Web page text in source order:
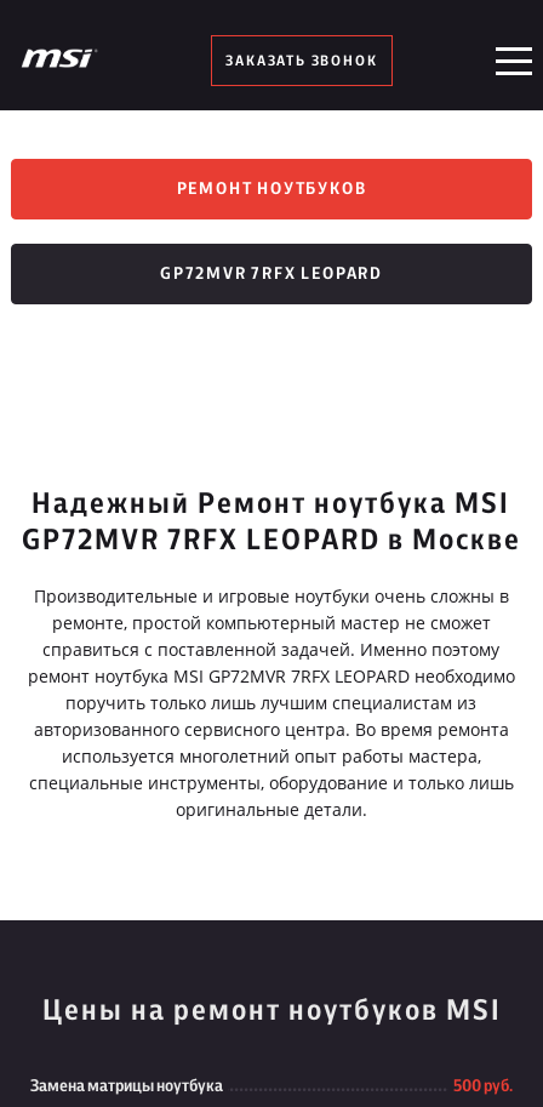
ЗАКАЗАТЬ ЗВОНОК
РЕМОНТ НОУТБУКОВ
GP72MVR 7RFX LEOPARD
Надежный Ремонт ноутбука MSI
GP72MVR 7RFX LEOPARD в Москве
Производительные и игровые ноутбуки очень сложны в
ремонте, простой компьютерный мастер не сможет
справиться с поставленной задачей. Именно поэтому
ремонт ноутбука MSI GP72MVR 7RFX LEOPARD необходимо
поручить только лишь лучшим специалистам из
авторизованного сервисного центра. Во время ремонта
используется многолетний опыт работы мастера,
специальные инструменты, оборудование и только лишь
оригинальные детали.
Цены на ремонт ноутбуков MSI
Замена матрицы ноутбука 500 руб.